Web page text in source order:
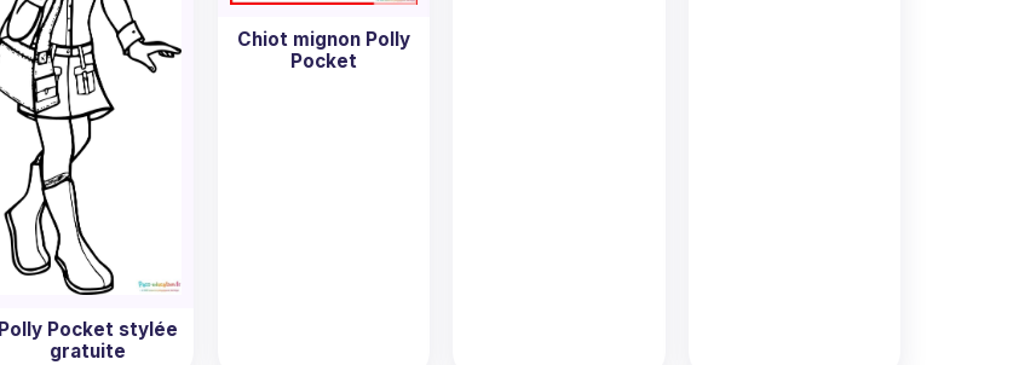
Polly Pocket stylée
gratuite
Chiot mignon Polly
Pocket